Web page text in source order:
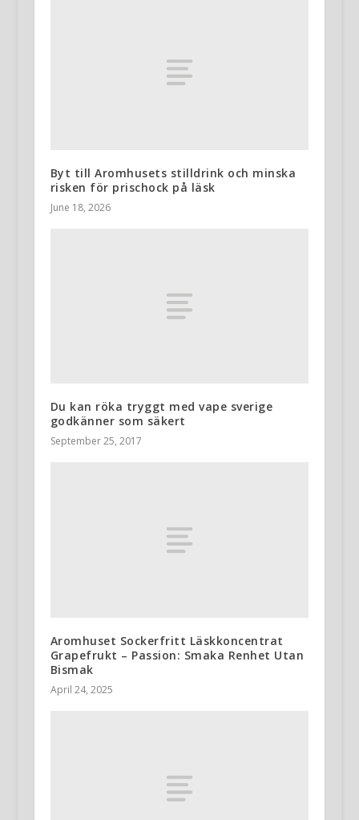
Byt till Aromhusets stilldrink och minska
risken för prischock på läsk
June 18, 2026
Du kan röka tryggt med vape sverige
godkänner som säkert
September 25, 2017
Aromhuset Sockerfritt Läskkoncentrat
Grapefrukt – Passion: Smaka Renhet Utan
Bismak
April 24, 2025